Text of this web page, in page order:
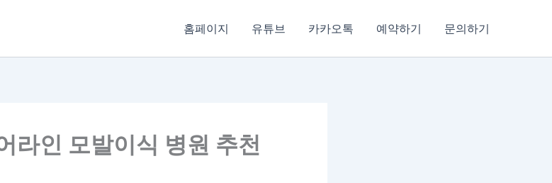
홈페이지 유튜브 카카오톡 예약하기 문의하기
라인 모발이식 병원 추천